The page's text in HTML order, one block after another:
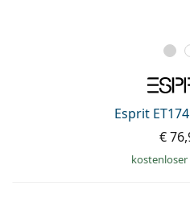
Esprit
€
kostenloser